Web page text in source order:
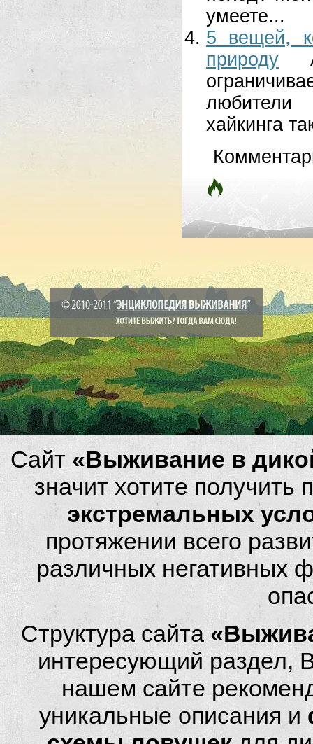
умеете...
5 вещей,
природу
любители
хайкинга
Сайт «Выживание в
значит хотите
экстремальных
протяжении всего
различных негативных
Структура сайта
интересующий раздел,
нашем сайте
уникальные описания и